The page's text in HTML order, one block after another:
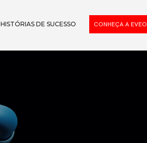
HISTÓRIAS DE SUCESSO CONHEÇA A EVEO